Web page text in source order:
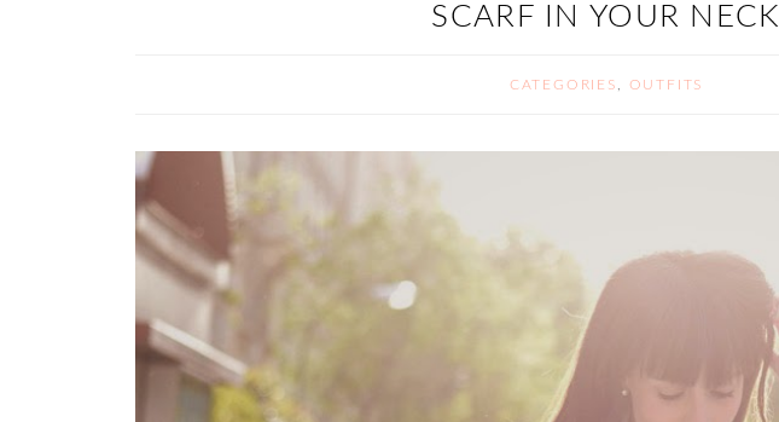
SCARF IN YOUR NECK
CATEGORIES OUTFITS